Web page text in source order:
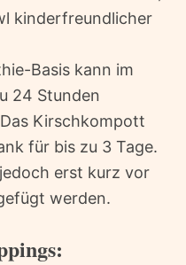
kinderfreundlicher
Basis kann im
24 Stunden
Kirschkompott
für bis zu 3 Tage.
erst kurz vor
werden.